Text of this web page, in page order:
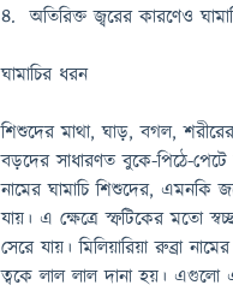
৪. অতিরিক্ত জ্বরের কারণেও
ঘামাচির ধরন
শিশুদের মাথা, ঘাড়, বগল,
বড়দের সাধারণত বুকে-পিঠে-পেটে
নামের ঘামাচি শিশুদের, এমনকি
যায়। এ ক্ষেত্রে স্ফটিকের মতো
সেরে যায়। মিলিয়ারিয়া রুব্রা
ত্বকে লাল লাল দানা হয়। এগুলো